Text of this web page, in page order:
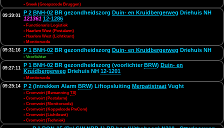
• Sneek (Groepscode Bruggen)
09:39:01 P 2 BNH-02 BR gezondheidszorg Duin- en Kruidbergerweg Driehuis NH
121361 12-1286
• Functionaris Logistiek
• Haarlem West (Postalarm)
• Haarlem West (Lichtkrant)
• Monitorcode
09:31:16 P 1 BNH-02 BR gezondheidszorg Duin- en Kruidbergerweg Driehuis NH
• Voorlichter
09:27:11 P 1 BNH-02 BR gezondheidszorg (voorlichterBRW) Duin- en
Kruidbergerweg Driehuis NH 12-1201
• Monitorcode
09:25:14 P 2 (Intrekken Alarm BRW) Liftopsluiting Merpatistraat Vught
• Cromvoirt (Bemanning TS)
• Cromvoirt (Postalarm)
• Cromvoirt (Monitorcode)
• Cromvoirt (Koppelcode PreCom)
• Cromvoirt (Lichtkrant)
• Cromvoirt (Techniek)